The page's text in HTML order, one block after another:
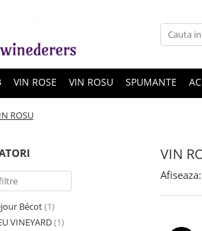
VIN ROSE VIN ROSU SPUMANTE
ROSU
VIN
Bécot(1)
VINEYARD(1)
Afiseaza: